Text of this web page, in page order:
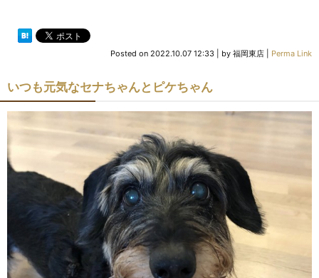
Posted on 2022.10.07 12:33 by 福岡東店 Perma Link
いつも元気なセナちゃんとピケちゃん